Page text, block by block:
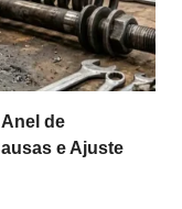
de
e Ajuste